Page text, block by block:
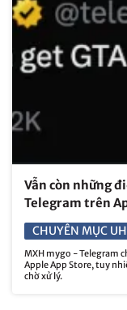
Vẫn còn những
Telegram trên
CHUYÊN MỤC
MXH mygo - Telegram
Apple App Store, tuy
chờ xử lý.